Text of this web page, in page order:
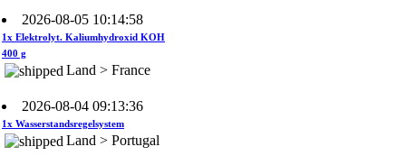
400 g
Land > France
2026-08-04 09:13:36
Land > Portugal
2026-08-04 09:13:36